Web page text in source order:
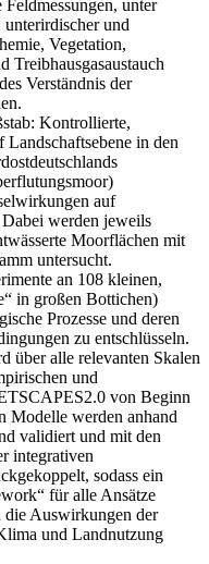
unter
unterirdischer und
Vegetation,
Verständnis der
Kontrollierte,
in den
auf
werden jeweils
Moorflächen mit
untersucht.
an 108 kleinen,
in großen Bottichen)
Prozesse und deren
zu entschlüsseln.
über alle relevanten Skalen
und
von Beginn
Modelle werden anhand
validiert und mit den
integrativen
sodass ein
für alle Ansätze
die Auswirkungen der
und Landnutzung